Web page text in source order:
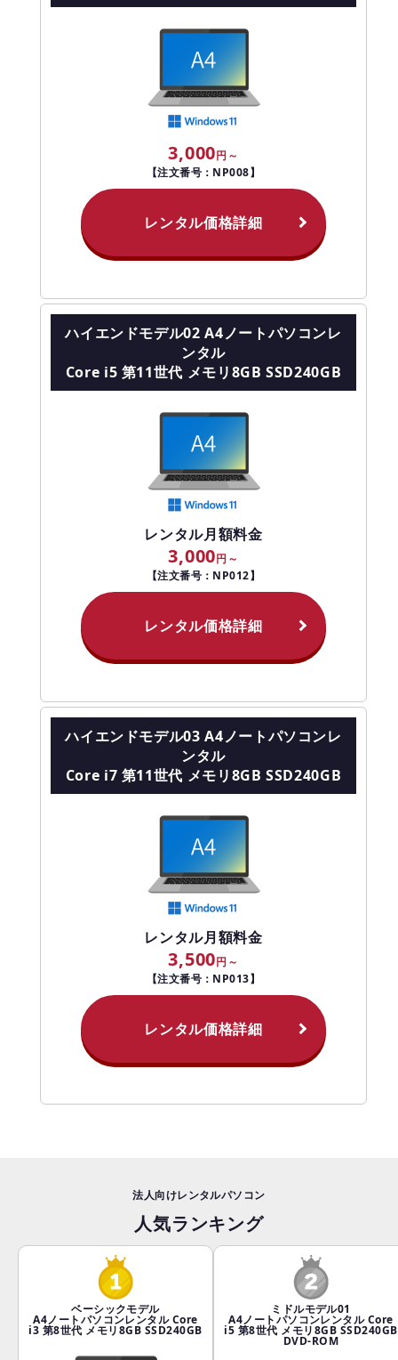
3,000
【注文番号：NP008】
レンタル価格詳細
ハイエンドモデル02 A4ノートパソコンレ
ンタル
Core i5 第11世代 メモリ8GB SSD240GB
レンタル月額料金
3,000
【注文番号：NP012】
レンタル価格詳細
ハイエンドモデル03 A4ノートパソコンレ
ンタル
Core i7 第11世代 メモリ8GB SSD240GB
レンタル月額料金
3,500
【注文番号：NP013】
レンタル価格詳細
法人向けレンタルパソコン
人気ランキング
ベーシックモデル
A4ノートパソコンレンタル Core
i3 第8世代 メモリ8GB SSD240GB
ミドルモデル01
A4ノートパソコンレンタル Core
i5 第8世代 メモリ8GB SSD240GB
DVD-ROM